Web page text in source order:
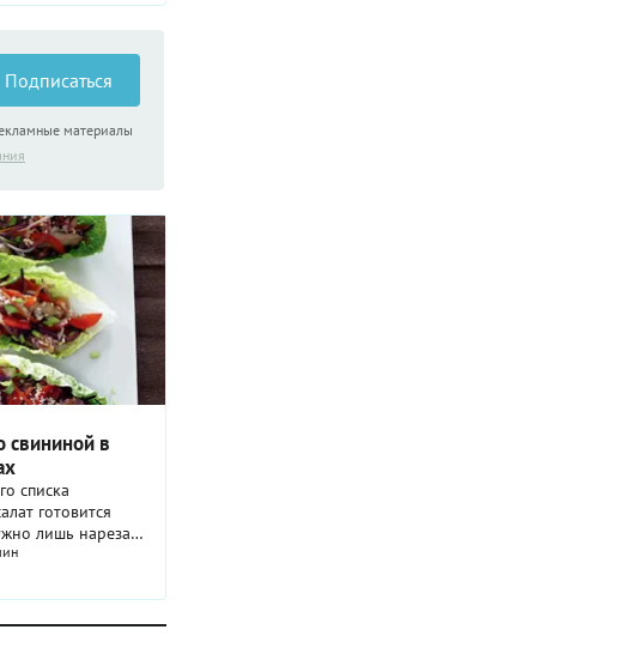
позволить
или запеченную
салат из молодой
гарнира. А
переложите в
с собой на
хранения
Подписаться
материалы
свининой в
списка
готовится
лишь нарезать
идеально
вечеринок
порция, которой
можете подать